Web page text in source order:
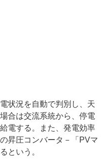
状況を自動で判別し、天
合は交流系統から、停電
電する。また、発電効率
昇圧コンバータ－「PVマ
という。